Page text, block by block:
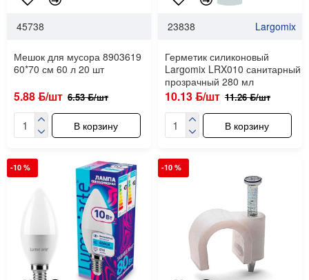
45738
Мешок для мусора 8903619
60*70 см 60 л 20 шт
5.88 ƃ/шт 6.53 ƃ/шт
В корзину
23838 Largomix
Герметик силиконовый
Largomix LRX010 санитарный
прозрачный 280 мл
10.13 ƃ/шт 11.26 ƃ/шт
В корзину
-10 % -10 %